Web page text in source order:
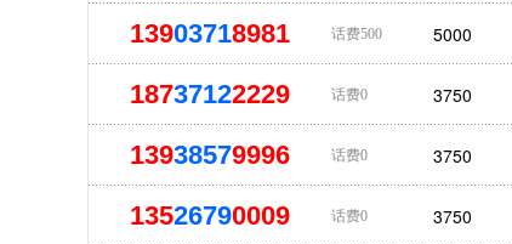
13903718981 话费500 5000
18737122229 话费0 3750
13938579996 话费0 3750
13526790009 话费0 3750